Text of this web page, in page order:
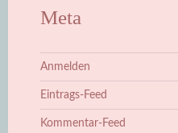
Meta
Anmelden
Eintrags-Feed
Kommentar-Feed